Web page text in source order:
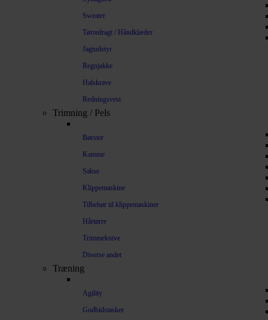
Sweater
Tørredragt / Håndklæder
Jagtudstyr
Regnjakke
Halskrave
Redningsvest
Trimning / Pels
Børster
Kamme
Sakse
Klippemaskine
Tilbehør til klippemaskiner
Hårtørre
Trimmeknive
Diverse andet
Træning
Agility
Godbidstasker